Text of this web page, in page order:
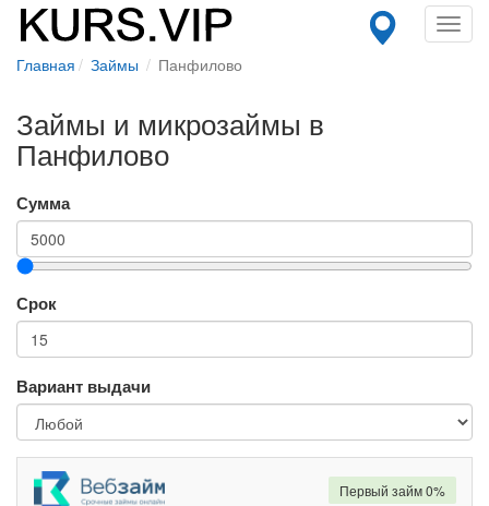
Главная Займы Панфилово
Займы и микрозаймы в
Панфилово
Сумма
Срок
Вариант выдачи
Первый займ 0%